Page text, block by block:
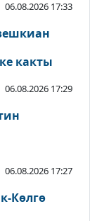
06.08.2026 17:33
какты
06.08.2026 17:29
06.08.2026 17:27
Көлгө